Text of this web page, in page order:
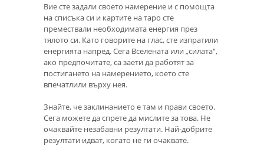
Вие сте задали своето намерение и с помощта
на списъка си и картите на таро сте
премествали необходимата енергия през
тялото си. Като говорите на глас, сте изпратили
енергията напред. Сега Вселената или „силата“,
ако предпочитате, са заети да работят за
постигането на намерението, което сте
впечатлили върху нея.
Знайте, че заклинанието е там и прави своето.
Сега можете да спрете да мислите за това. Не
очаквайте незабавни резултати. Най-добрите
резултати идват, когато не ги очаквате.